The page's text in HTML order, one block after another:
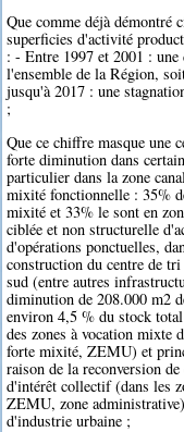
Que comme déjà démontré
superficies d'activité
: - Entre 1997 et 2001 :
l'ensemble de la Région,
jusqu'à 2017 : une
;
Que ce chiffre masque une
forte diminution dans
particulier dans la zone
mixité fonctionnelle : 35%
mixité et 33% le sont en
ciblée et non structurelle
d'opérations ponctuelles,
construction du centre de
sud (entre autres
diminution de 208.000 m2
environ 4,5 % du stock
des zones à vocation mixte
forte mixité, ZEMU) et
raison de la reconversion
d'intérêt collectif (dans les
ZEMU, zone
d'industrie urbaine ;